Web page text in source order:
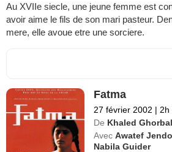
Au XVIIe siecle, une jeune femme est
avoir aime le fils de son mari pasteur.
mere, elle avoue etre une sorciere.
Fatma
27 février 2002 | 2h
De Khaled Ghorbal
Avec Awatef
Nabila Guider